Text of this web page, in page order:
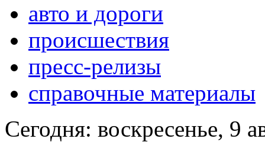
авто и дороги
происшествия
пресс-релизы
справочные материалы
Сегодня: воскресенье, 9